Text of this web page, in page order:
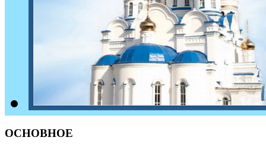
ОСНОВНОЕ